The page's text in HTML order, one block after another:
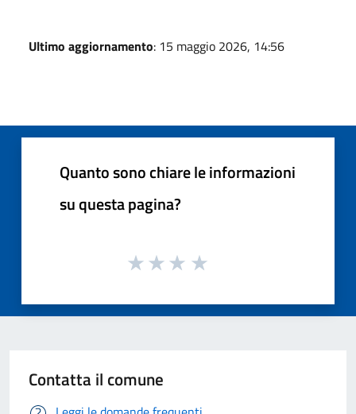
Ultimo aggiornamento: 15 maggio 2026, 14:56
Quanto sono chiare le informazioni
su questa pagina?
Contatta il comune